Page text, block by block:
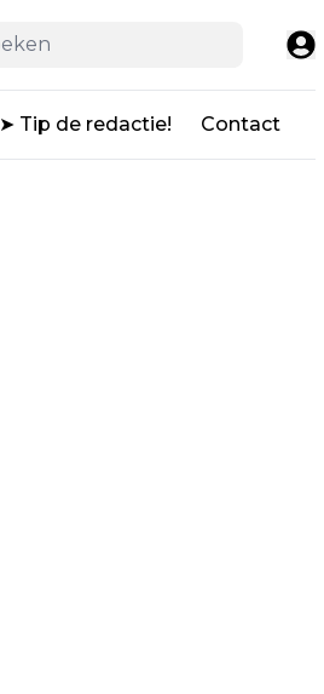
➤ Tip de redactie! Contact